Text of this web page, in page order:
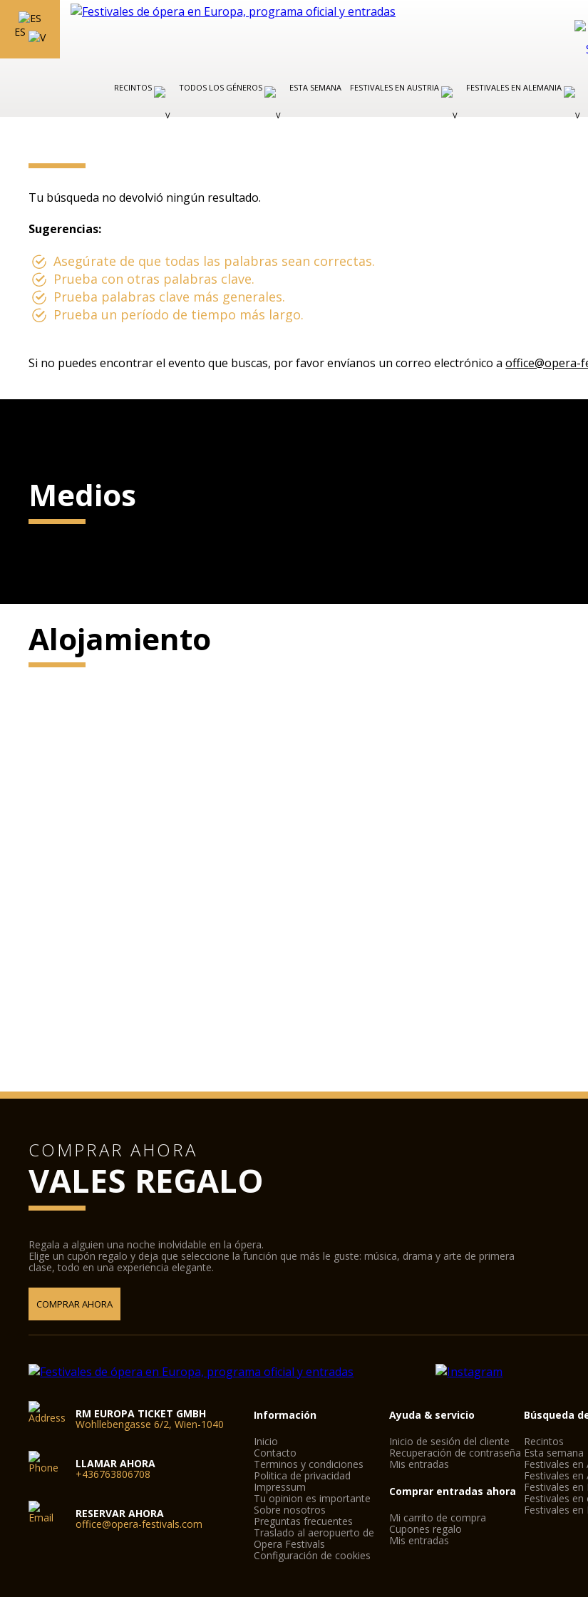
ES
RECINTOS TODOS LOS GÉNEROS ESTA SEMANA FESTIVALES EN AUSTRIA FESTIVALES EN ALEMANIA
Tu búsqueda no devolvió ningún resultado.
Sugerencias:
Asegúrate de que todas las palabras sean correctas.
Prueba con otras palabras clave.
Prueba palabras clave más generales.
Prueba un período de tiempo más largo.
Si no puedes encontrar el evento que buscas, por favor envíanos un correo electrónico aoffice@opera-
Medios
Alojamiento
COMPRAR AHORA
VALES REGALO
Regala a alguien una noche inolvidable en la ópera.
Elige un cupón regalo y deja que seleccione la función que más le guste: música, drama y arte de primera
clase, todo en una experiencia elegante.
COMPRAR AHORA
RM EUROPA TICKET GMBH
Wohllebengasse 6/2, Wien-1040
LLAMAR AHORA
+436763806708
RESERVAR AHORA
office@opera-festivals.com
Información
Inicio
Contacto
Terminos y condiciones
Politica de privacidad
Impressum
Tu opinion es importante
Sobre nosotros
Preguntas frecuentes
Traslado al aeropuerto de
Opera Festivals
Configuración de cookies
Ayuda & servicio
Inicio de sesión del cliente
Recuperación de contraseña
Mis entradas
Comprar entradas ahora
Mi carrito de compra
Cupones regalo
Mis entradas
Búsqueda
Recintos
Esta semana
Festivales en
Festivales en
Festivales en
Festivales en
Festivales en